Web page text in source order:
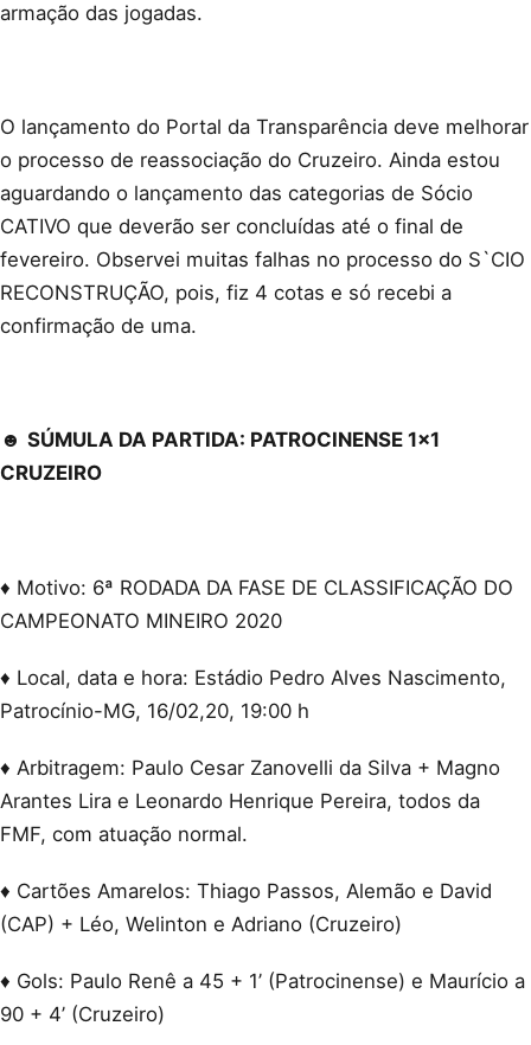
armação das jogadas.
O lançamento do Portal da Transparência deve melhorar
o processo de reassociação do Cruzeiro. Ainda estou
aguardando o lançamento das categorias de Sócio
CATIVO que deverão ser concluídas até o final de
fevereiro. Observei muitas falhas no processo do S`CIO
RECONSTRUÇÃO, pois, fiz 4 cotas e só recebi a
confirmação de uma.
☻ SÚMULA DA PARTIDA: PATROCINENSE 1x1
CRUZEIRO
♦ Motivo: 6ª RODADA DA FASE DE CLASSIFICAÇÃO DO
CAMPEONATO MINEIRO 2020
♦ Local, data e hora: Estádio Pedro Alves Nascimento,
Patrocínio-MG, 16/02,20, 19:00 h
♦ Arbitragem: Paulo Cesar Zanovelli da Silva + Magno
Arantes Lira e Leonardo Henrique Pereira, todos da
FMF, com atuação normal.
♦ Cartões Amarelos: Thiago Passos, Alemão e David
(CAP) + Léo, Welinton e Adriano (Cruzeiro)
♦ Gols: Paulo Renê a 45 + 1’ (Patrocinense) e Maurício a
90 + 4’ (Cruzeiro)